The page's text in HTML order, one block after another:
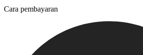
Cara pembayaran